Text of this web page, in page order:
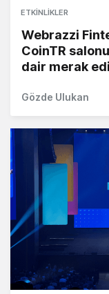
ETKINLIKLER
Webrazzi
CoinTR
dair merak
Gözde Ulukan